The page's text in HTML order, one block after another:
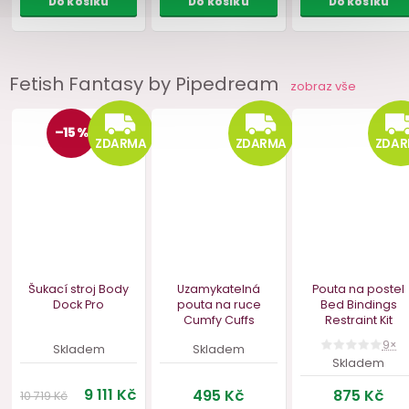
119 Kč
Do košíku
339 Kč
Do košíku
Cleaner
Do
Fetish Fantasy by Pipedream zobraz vše